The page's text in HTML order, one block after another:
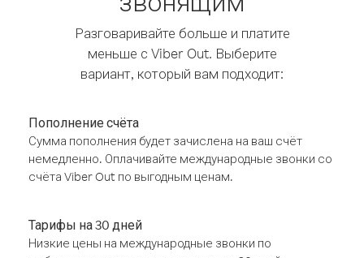
Разговаривайте больше и платите
меньше с Viber Out. Выберите
вариант, который вам подходит:
Пополнение счёта
Сумма пополнения будет зачислена на ваш счёт
немедленно. Оплачивайте международные звонки со
счёта Viber Out по выгодным ценам.
Тарифы на 30 дней
Низкие цены на международные звонки по